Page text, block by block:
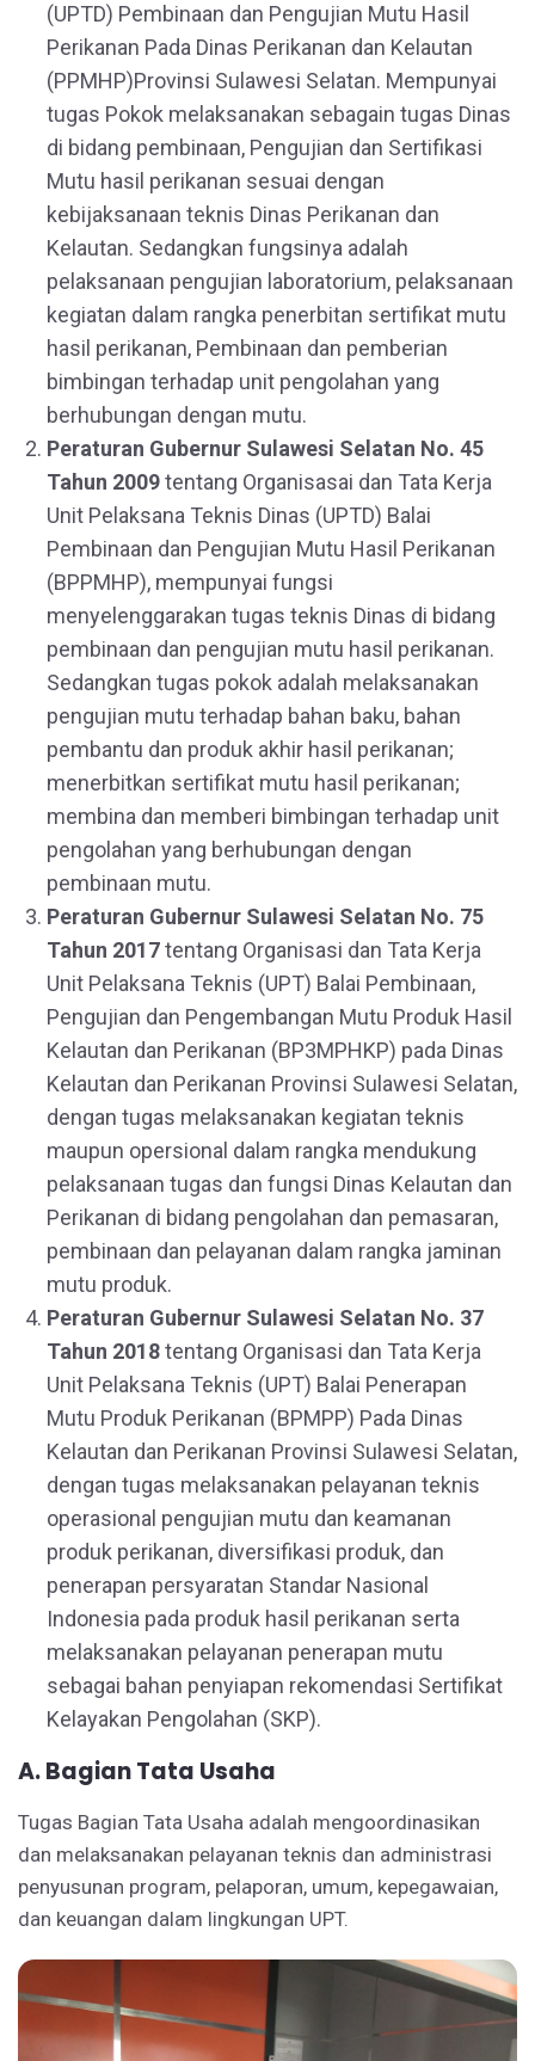
(UPTD) Pembinaan dan Pengujian Mutu Hasil
Perikanan Pada Dinas Perikanan dan Kelautan
(PPMHP)Provinsi Sulawesi Selatan. Mempunyai
tugas Pokok melaksanakan sebagain tugas Dinas
di bidang pembinaan, Pengujian dan Sertifikasi
Mutu hasil perikanan sesuai dengan
kebijaksanaan teknis Dinas Perikanan dan
Kelautan. Sedangkan fungsinya adalah
pelaksanaan pengujian laboratorium, pelaksanaan
kegiatan dalam rangka penerbitan sertifikat mutu
hasil perikanan, Pembinaan dan pemberian
bimbingan terhadap unit pengolahan yang
berhubungan dengan mutu.
Peraturan Gubernur Sulawesi Selatan No. 45
Tahun 2009tentang Organisasai dan Tata Kerja
Unit Pelaksana Teknis Dinas (UPTD) Balai
Pembinaan dan Pengujian Mutu Hasil Perikanan
(BPPMHP), mempunyai fungsi
menyelenggarakan tugas teknis Dinas di bidang
pembinaan dan pengujian mutu hasil perikanan.
Sedangkan tugas pokok adalah melaksanakan
pengujian mutu terhadap bahan baku, bahan
pembantu dan produk akhir hasil perikanan;
menerbitkan sertifikat mutu hasil perikanan;
membina dan memberi bimbingan terhadap unit
pengolahan yang berhubungan dengan
pembinaan mutu.
Peraturan Gubernur Sulawesi Selatan No. 75
Tahun 2017tentang Organisasi dan Tata Kerja
Unit Pelaksana Teknis (UPT) Balai Pembinaan,
Pengujian dan Pengembangan Mutu Produk Hasil
Kelautan dan Perikanan (BP3MPHKP) pada Dinas
Kelautan dan Perikanan Provinsi Sulawesi Selatan,
dengan tugas melaksanakan kegiatan teknis
maupun opersional dalam rangka mendukung
pelaksanaan tugas dan fungsi Dinas Kelautan dan
Perikanan di bidang pengolahan dan pemasaran,
pembinaan dan pelayanan dalam rangka jaminan
mutu produk.
Peraturan Gubernur Sulawesi Selatan No. 37
Tahun 2018tentang Organisasi dan Tata Kerja
Unit Pelaksana Teknis (UPT) Balai Penerapan
Mutu Produk Perikanan (BPMPP) Pada Dinas
Kelautan dan Perikanan Provinsi Sulawesi Selatan,
dengan tugas melaksanakan pelayanan teknis
operasional pengujian mutu dan keamanan
produk perikanan, diversifikasi produk, dan
penerapan persyaratan Standar Nasional
Indonesia pada produk hasil perikanan serta
melaksanakan pelayanan penerapan mutu
sebagai bahan penyiapan rekomendasi Sertifikat
Kelayakan Pengolahan (SKP).
A. Bagian Tata Usaha
Tugas Bagian Tata Usaha adalah mengoordinasikan
dan melaksanakan pelayanan teknis dan administrasi
penyusunan program, pelaporan, umum, kepegawaian,
dan keuangan dalam lingkungan UPT.